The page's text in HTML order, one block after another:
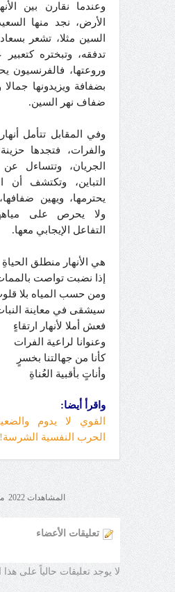
وعندما نقارن بين
الأرض، نجد منها
السين مثلا، تشعر
تدفقه، وتبختره
وروعتها، فالفرنسيون
بضفافة ويزيدونها جمالا
ضفاف نهر السين.
وفي المقابل تتأمل
والفرات، فتجدها
الجريان، وتتساءل
التباين، وتكتشف أن
يحترمها، ويهين
ولا يحرص على
التفاعل الإيجابي معها.
هي الأنهار منطلق الحياةِ
إذا نضبت تواصت
ومن حسب المياه بلا
سيشقى في معاينة
فعش أملا لأنهار ارتقاءٍ
وعنوانا لراعية الفرات
كأنا من جهالتنا بخسرٍ
وأناتٍ بأقبية العُناةِ
واقرأ أيضا:
القوي لا يدوم
الحرب النفسية
المشاهدات 2022 معدل الترشيح
تعليقات الأعضاء
لا يوجد تعليقات حالياً على هذا